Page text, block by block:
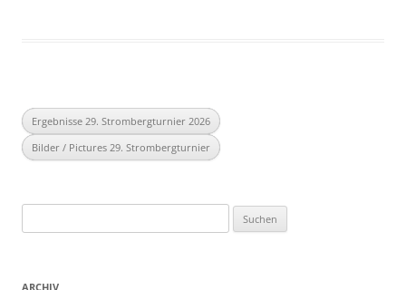
Ergebnisse 29. Strombergturnier 2026
Bilder / Pictures 29. Strombergturnier
nach:
ARCHIV